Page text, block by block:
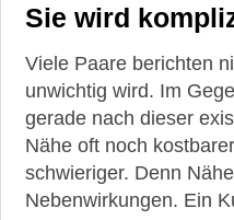
Sie wird
Viele Paare berichten
unwichtig wird. Im
gerade nach dieser
Nähe oft noch
schwieriger. Denn
Nebenwirkungen. Ein